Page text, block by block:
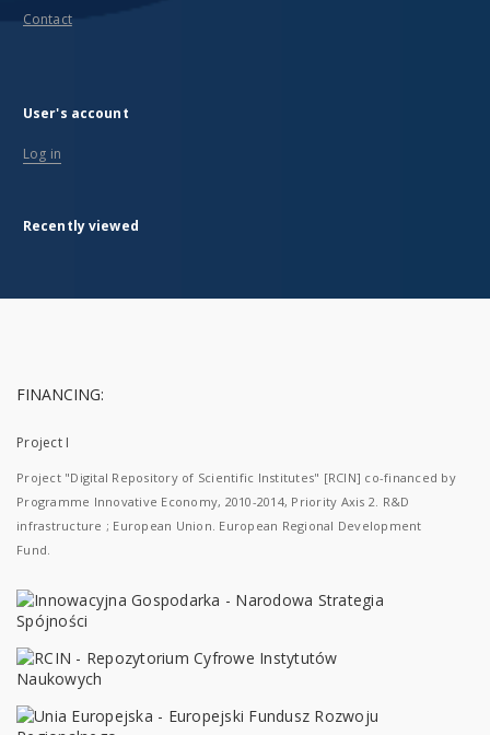
Contact
User's account
Log in
Recently viewed
FINANCING:
Project I
Project "Digital Repository of Scientific Institutes" [RCIN] co-financed by
Programme Innovative Economy, 2010-2014, Priority Axis 2. R&D
infrastructure ; European Union. European Regional Development
Fund.